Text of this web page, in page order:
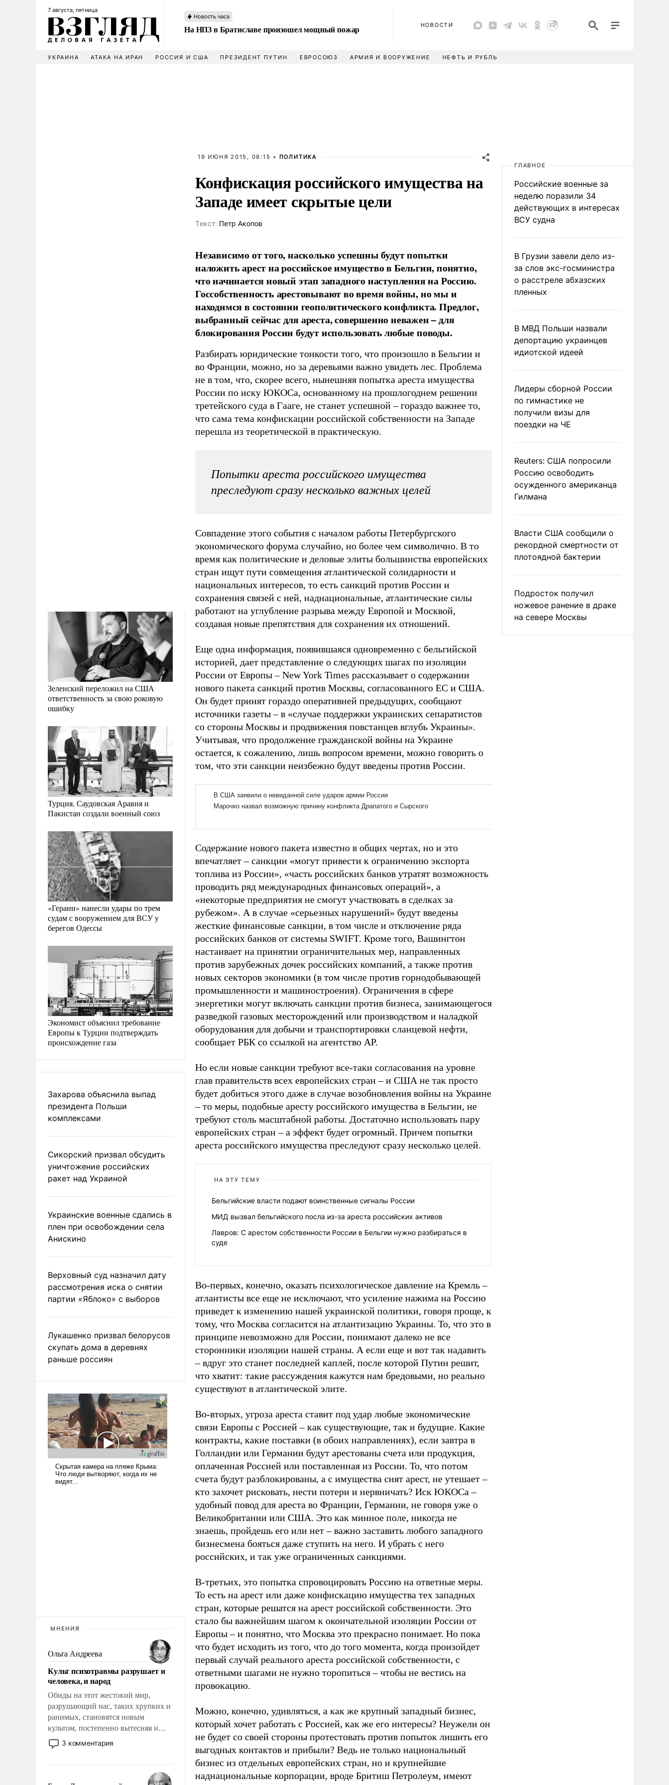
7 августа, пятница
Новость часа
На НПЗ в Братиславе произошел мощный пожар НОВОСТИ
УКРАИНА АТАКА НА ИРАН РОССИЯ И США ПРЕЗИДЕНТ ПУТИН ЕВРОСОЮЗ АРМИЯ И ВООРУЖЕНИЕ НЕФТЬ И РУБЛЬ
Зеленский переложил на США
ответственность за свою роковую
ошибку
Турция, Саудовская Аравия и
Пакистан создали военный союз
«Герани» нанесли удары по трем
судам с вооружением для ВСУ у
берегов Одессы
Экономист объяснил требование
Европы к Турции подтверждать
происхождение газа
Захарова объяснила выпад
президента Польши
комплексами
Сикорский призвал обсудить
уничтожение российских
ракет над Украиной
Украинские военные сдались в
плен при освобождении села
Анискино
Верховный суд назначил дату
рассмотрения иска о снятии
партии «Яблоко» с выборов
Лукашенко призвал белорусов
скупать дома в деревнях
раньше россиян
МНЕНИЯ
Ольга Андреева
Культ психотравмы разрушает и
человека, и народ
Обиды на этот жестокий мир,
разрушающий нас, таких хрупких и
ранимых, становятся новым
культом, постепенно вытесняя и
отменяя традиционное требование к
человеку – быть мужественным и
на себя ответственность, помогать
слабым, идти вперед и
3 комментария
19 ИЮНЯ 2015, 08:15 • ПОЛИТИКА
Конфискация российского имущества на
Западе имеет скрытые цели
Tекст: Петр Акопов
Независимо от того, насколько успешны будут попытки
наложить арест на российское имущество в Бельгии, понятно,
что начинается новый этап западного наступления на Россию.
Госсобственность арестовывают во время войны, но мы и
находимся в состоянии геополитического конфликта. Предлог,
выбранный сейчас для ареста, совершенно неважен – для
блокирования России будут использовать любые поводы.
Разбирать юридические тонкости того, что произошло в Бельгии и
во Франции, можно, но за деревьями важно увидеть лес. Проблема
не в том, что, скорее всего, нынешняя попытка ареста имущества
России по иску ЮКОСа, основанному на прошлогоднем решении
третейского суда в Гааге, не станет успешной – гораздо важнее то,
что сама тема конфискации российской собственности на Западе
перешла из теоретической в практическую.
Попытки ареста российского имущества
преследуют сразу несколько важных целей
Совпадение этого события с началом работы Петербургского
экономического форума случайно, но более чем символично. В то
время как политические и деловые элиты большинства европейских
стран ищут пути совмещения атлантической солидарности и
национальных интересов, то есть санкций против России и
сохранения связей с ней, наднациональные, атлантические силы
работают на углубление разрыва между Европой и Москвой,
создавая новые препятствия для сохранения их отношений.
Еще одна информация, появившаяся одновременно с бельгийской
историей, дает представление о следующих шагах по изоляции
России от Европы – New York Times рассказывает о содержании
нового пакета санкций против Москвы, согласованного ЕС и США.
Он будет принят гораздо оперативней предыдущих, сообщают
источники газеты – в «случае поддержки украинских сепаратистов
со стороны Москвы и продвижения повстанцев вглубь Украины».
Учитывая, что продолжение гражданской войны на Украине
остается, к сожалению, лишь вопросом времени, можно говорить о
том, что эти санкции неизбежно будут введены против России.
Содержание нового пакета известно в общих чертах, но и это
впечатляет – санкции «могут привести к ограничению экспорта
топлива из России», «часть российских банков утратят возможность
проводить ряд международных финансовых операций», а
«некоторые предприятия не смогут участвовать в сделках за
рубежом». А в случае «серьезных нарушений» будут введены
жесткие финансовые санкции, в том числе и отключение ряда
российских банков от системы SWIFT. Кроме того, Вашингтон
настаивает на принятии ограничительных мер, направленных
против зарубежных дочек российских компаний, а также против
новых секторов экономики (в том числе против горнодобывающей
промышленности и машиностроения). Ограничения в сфере
энергетики могут включать санкции против бизнеса, занимающегося
разведкой газовых месторождений или производством и наладкой
оборудования для добычи и транспортировки сланцевой нефти,
сообщает РБК со ссылкой на агентство AP.
Но если новые санкции требуют все-таки согласования на уровне
глав правительств всех европейских стран – и США не так просто
будет добиться этого даже в случае возобновления войны на Украине
– то меры, подобные аресту российского имущества в Бельгии, не
требуют столь масштабной работы. Достаточно использовать пару
европейских стран – а эффект будет огромный. Причем попытки
ареста российского имущества преследуют сразу несколько целей.
НА ЭТУ ТЕМУ
Бельгийские власти подают воинственные сигналы России
МИД вызвал бельгийского посла из-за ареста российских активов
Лавров: С арестом собственности России в Бельгии нужно разбираться в
суде
Во-первых, конечно, оказать психологическое давление на Кремль –
атлантисты все еще не исключают, что усиление нажима на Россию
приведет к изменению нашей украинской политики, говоря проще, к
тому, что Москва согласится на атлантизацию Украины. То, что это в
принципе невозможно для России, понимают далеко не все
сторонники изоляции нашей страны. А если еще и вот так надавить
– вдруг это станет последней каплей, после которой Путин решит,
что хватит: такие рассуждения кажутся нам бредовыми, но реально
существуют в атлантической элите.
Во-вторых, угроза ареста ставит под удар любые экономические
связи Европы с Россией – как существующие, так и будущие. Какие
контракты, какие поставки (в обоих направлениях), если завтра в
Голландии или Германии будут арестованы счета или продукция,
оплаченная Россией или поставленная из России. То, что потом
счета будут разблокированы, а с имущества снят арест, не утешает –
кто захочет рисковать, нести потери и нервничать? Иск ЮКОСа –
удобный повод для ареста во Франции, Германии, не говоря уже о
Великобритании или США. Это как минное поле, никогда не
знаешь, пройдешь его или нет – важно заставить любого западного
бизнесмена бояться даже ступить на него. И убрать с него
российских, и так уже ограниченных санкциями.
В-третьих, это попытка спровоцировать Россию на ответные меры.
То есть на арест или даже конфискацию имущества тех западных
стран, которые решатся на арест российской собственности. Это
стало бы важнейшим шагом к окончательной изоляции России от
Европы – и понятно, что Москва это прекрасно понимает. Но пока
что будет исходить из того, что до того момента, когда произойдет
первый случай реального ареста российской собственности, с
ответными шагами не нужно торопиться – чтобы не вестись на
провокацию.
Можно, конечно, удивляться, а как же крупный западный бизнес,
который хочет работать с Россией, как же его интересы? Неужели он
не будет со своей стороны протестовать против попыток лишить его
выгодных контактов и прибыли? Ведь не только национальный
бизнес из отдельных европейских стран, но и крупнейшие
наднациональные корпорации, вроде Бритиш Петролеум, имеют
ГЛАВНОЕ
Российские военные за
неделю поразили 34
действующих в интересах
ВСУ судна
В Грузии завели дело из-
за слов экс-госминистра
о расстреле абхазских
пленных
В МВД Польши назвали
депортацию украинцев
идиотской идеей
Лидеры сборной России
по гимнастике не
получили визы для
поездки на ЧЕ
Reuters: США попросили
Россию освободить
осужденного американца
Гилмана
Власти США сообщили о
рекордной смертности от
плотоядной бактерии
Подросток получил
ножевое ранение в драке
на севере Москвы